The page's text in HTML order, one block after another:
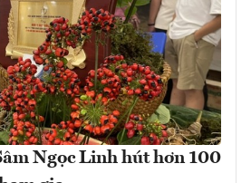
Ngọc Linh hút hơn 100